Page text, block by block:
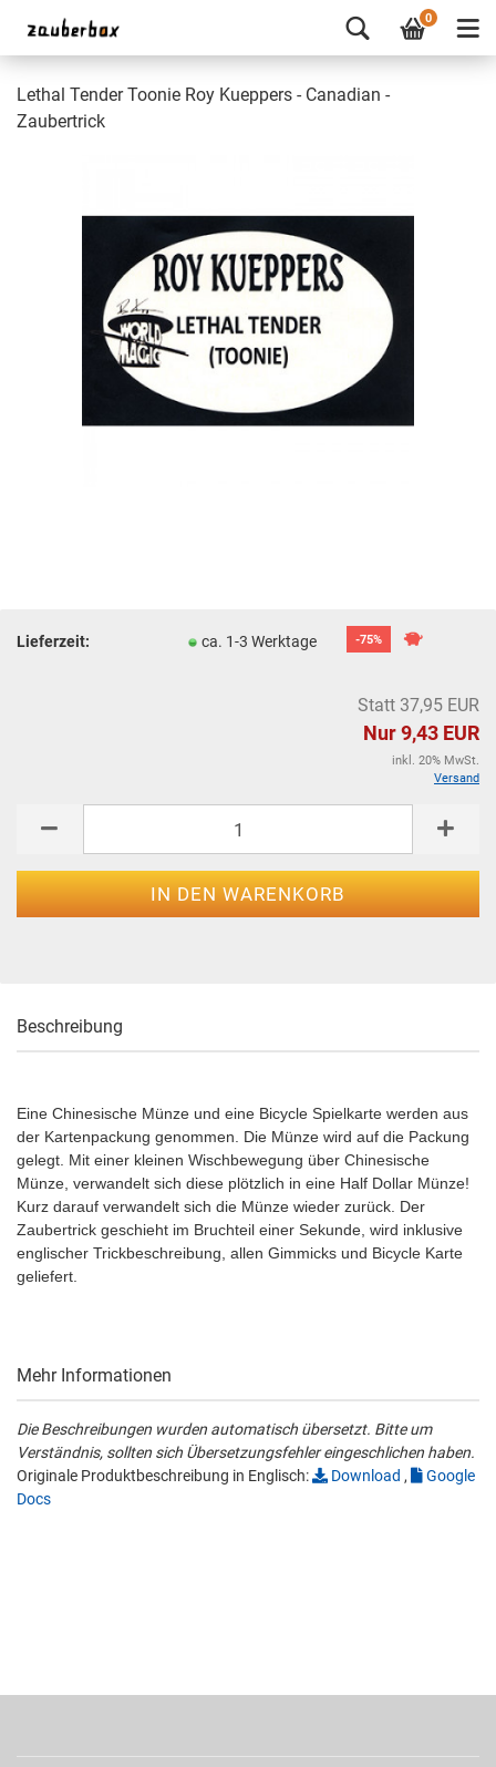
0
Lethal Tender Toonie Roy Kueppers - Canadian -
Zaubertrick
-75%
Lieferzeit: ca. 1-3 Werktage
Statt 37,95 EUR
Nur 9,43 EUR
inkl. 20% MwSt.
Versand
Beschreibung
Eine Chinesische Münze und eine Bicycle Spielkarte werden aus
der Kartenpackung genommen. Die Münze wird auf die Packung
gelegt. Mit einer kleinen Wischbewegung über Chinesische
Münze, verwandelt sich diese plötzlich in eine Half Dollar Münze!
Kurz darauf verwandelt sich die Münze wieder zurück. Der
Zaubertrick geschieht im Bruchteil einer Sekunde, wird inklusive
englischer Trickbeschreibung, allen Gimmicks und Bicycle Karte
geliefert.
Mehr Informationen
Die Beschreibungen wurden automatisch übersetzt. Bitte um
Verständnis, sollten sich Übersetzungsfehler eingeschlichen haben.
Originale Produktbeschreibung in Englisch:
Download ,
Google
Docs